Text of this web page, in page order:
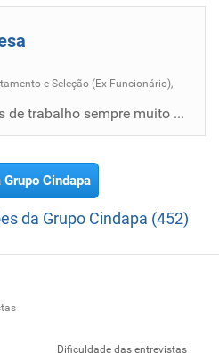
e Seleção (Ex-Funcionário),
Colaboradores e colegas de trabalho sempre muito amigáveis e respeitosos, porém não possui plano de carreira e tem um ac...
Cindapa
da Grupo Cindapa (452)
Dificuldade das entrevistas